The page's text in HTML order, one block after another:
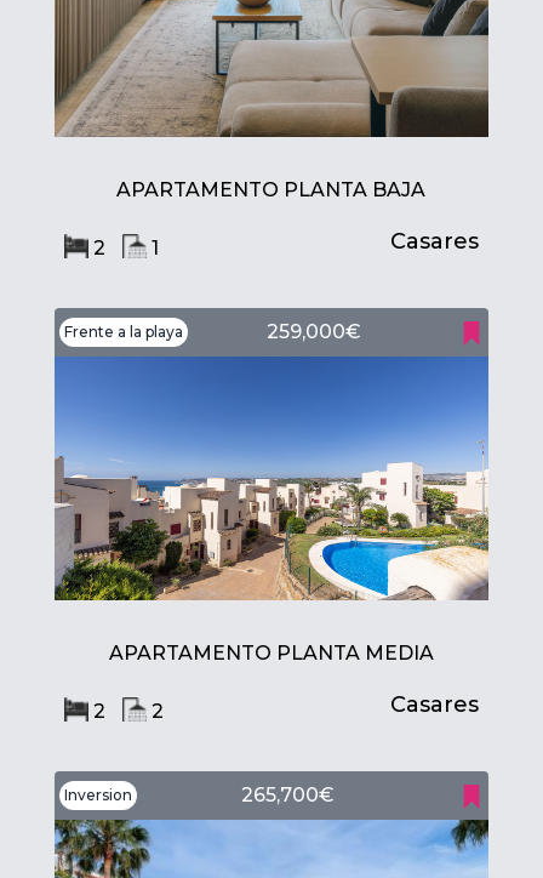
APARTAMENTO PLANTA BAJA
2 1 Casares
Frente a la playa 259,000€
APARTAMENTO PLANTA MEDIA
2 2 Casares
Inversion 265,700€